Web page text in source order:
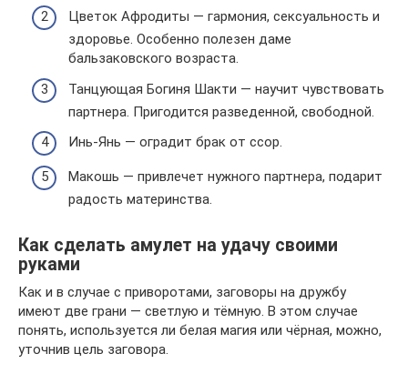
Цветок Афродиты — гармония, сексуальность и
здоровье. Особенно полезен даме
бальзаковского возраста.
Танцующая Богиня Шакти — научит чувствовать
партнера. Пригодится разведенной, свободной.
Инь-Янь — оградит брак от ссор.
Макошь — привлечет нужного партнера, подарит
радость материнства.
Как сделать амулет на удачу своими
руками
Как и в случае с приворотами, заговоры на дружбу
имеют две грани — светлую и тёмную. В этом случае
понять, используется ли белая магия или чёрная, можно,
уточнив цель заговора.